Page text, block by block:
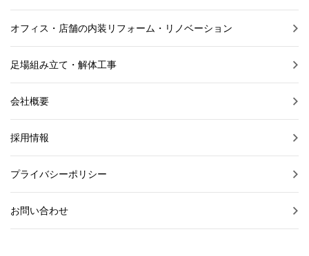
オフィス・店舗の内装リフォーム・リノベーション
足場組み立て・解体工事
会社概要
採用情報
プライバシーポリシー
お問い合わせ